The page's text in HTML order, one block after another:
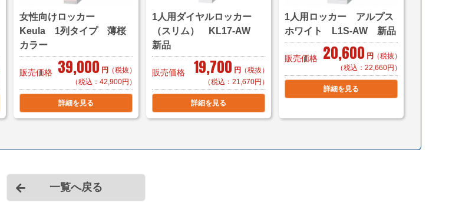
＊鍵の複製は本体と同時購入の場合1本 500円（税別）で承ります。
（購入時、備考欄にてお申しつけ下さい。）
＊サイズ・型番等の詳しい仕様はページ下部に記載がございます。
【送料・配送について】
＜自社便＞＊神奈川、首都圏対応
横浜市内 1,100円から
東京都内 5,500円から
サイズ：Ｄランク(300cmまで)
女性向けロッカー
Keula 1列タイプ 薄桜
カラー
販売価格 39,000 円 （税抜）
（税込：42,900円）
詳細を見る
1人用ダイヤルロッカー
（スリム） KL17-AW
新品
販売価格 19,700 円 （税抜）
（税込：21,670円）
詳細を見る
1人用ロッカー アルプス
ホワイト L1S-AW 新品
販売価格 20,600 円 （税抜）
（税込：22,660円）
詳細を見る
一覧へ戻る